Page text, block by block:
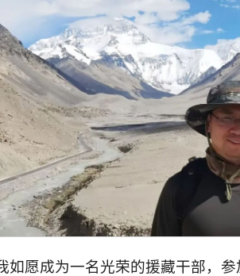
如愿成为一名光荣的援藏干部，